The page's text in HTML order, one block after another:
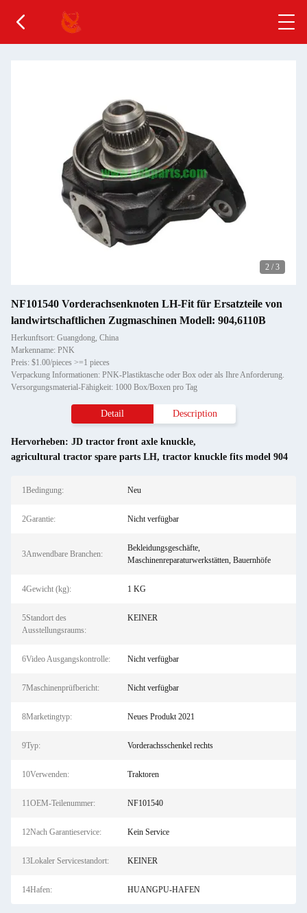
2 / 3
NF101540 Vorderachsenknoten LH-Fit für Ersatzteile von
landwirtschaftlichen Zugmaschinen Modell: 904,6110B
Herkunftsort: Guangdong, China
Markenname: PNK
Preis: $1.00/pieces >=1 pieces
Verpackung Informationen: PNK-Plastiktasche oder Box oder als Ihre Anforderung.
Versorgungsmaterial-Fähigkeit: 1000 Box/Boxen pro Tag
Detail Description
Hervorheben: JD tractor front axle knuckle,
agricultural tractor spare parts LH, tractor knuckle fits model 904
1Bedingung: Neu
2Garantie: Nicht verfügbar
3Anwendbare Branchen:
Bekleidungsgeschäfte,
Maschinenreparaturwerkstätten, Bauernhöfe
4Gewicht (kg): 1 KG
5Standort des
Ausstellungsraums:
KEINER
6Video Ausgangskontrolle: Nicht verfügbar
7Maschinenprüfbericht: Nicht verfügbar
8Marketingtyp: Neues Produkt 2021
9Typ: Vorderachsschenkel rechts
10Verwenden: Traktoren
11OEM-Teilenummer: NF101540
12Nach Garantieservice: Kein Service
13Lokaler Servicestandort: KEINER
14Hafen: HUANGPU-HAFEN